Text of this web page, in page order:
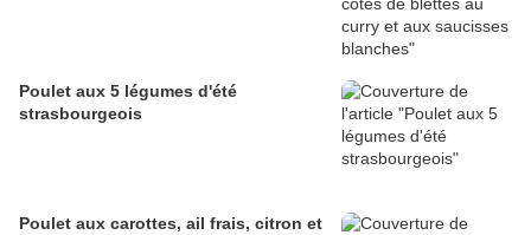
Poulet aux 5 légumes d'été
strasbourgeois
Poulet aux carottes, ail frais, citron et